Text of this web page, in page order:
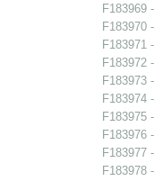
F183969
F183970
F183971
F183972
F183973
F183974
F183975
F183976
F183977
F183978